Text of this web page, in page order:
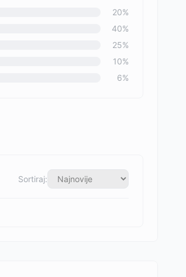
20%
40%
25%
10%
6%
Sortiraj: